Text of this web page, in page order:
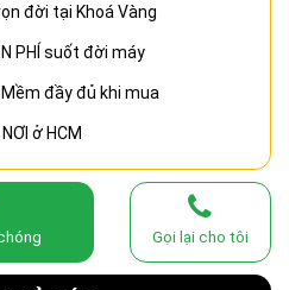
đời tại Khoá Vàng
PHÍ suốt đời máy
đầy đủ khi mua
ở HCM
Gọi lại cho tôi